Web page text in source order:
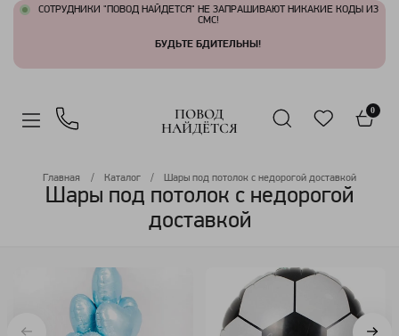
СОТРУДНИКИ "ПОВОД НАЙДЕТСЯ" НЕ ЗАПРАШИВАЮТ НИКАКИЕ КОДЫ ИЗ
СМС!
БУДЬТЕ БДИТЕЛЬНЫ!
ПОВОД
НАЙДЁТСЯ
0
Главная Каталог Шары под потолок с недорогой доставкой
Шары под потолок с недорогой
доставкой